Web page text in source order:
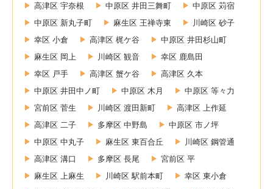
高津区 宇奈根
中原区 井田三舞町
中原区 苅宿
中原区 新丸子町
麻生区 王禅寺東
川崎区 砂子
幸区 小倉
高津区 梶ケ谷
中原区 井田杉山町
麻生区 岡上
川崎区 観音
幸区 鹿島田
幸区 戸手
高津区 蟹ケ谷
高津区 久本
中原区 井田中ノ町
中原区 木月
中原区 等々力
宮前区 菅生
川崎区 渡田新町
高津区 上作延
高津区 二子
多摩区 中野島
中原区 市ノ坪
中原区 中丸子
麻生区 東百合丘
川崎区 鋼管通
高津区 溝口
多摩区 長尾
宮前区 平
麻生区 上麻生
川崎区 駅前本町
幸区 東小倉